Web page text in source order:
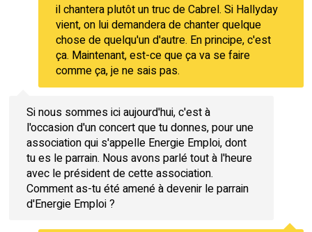
il chantera plutôt un truc de Cabrel. Si Hallyday
vient, on lui demandera de chanter quelque
chose de quelqu'un d'autre. En principe, c'est
ça. Maintenant, est-ce que ça va se faire
comme ça, je ne sais pas.
Si nous sommes ici aujourd'hui, c'est à
l'occasion d'un concert que tu donnes, pour une
association qui s'appelle Energie Emploi, dont
tu es le parrain. Nous avons parlé tout à l'heure
avec le président de cette association.
Comment as-tu été amené à devenir le parrain
d'Energie Emploi ?